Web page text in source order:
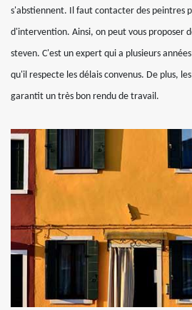
s'abstiennent. Il faut contacter des peintres
d'intervention. Ainsi, on peut vous proposer
steven. C'est un expert qui a plusieurs
qu'il respecte les délais convenus. De plus,
garantit un très bon rendu de travail.